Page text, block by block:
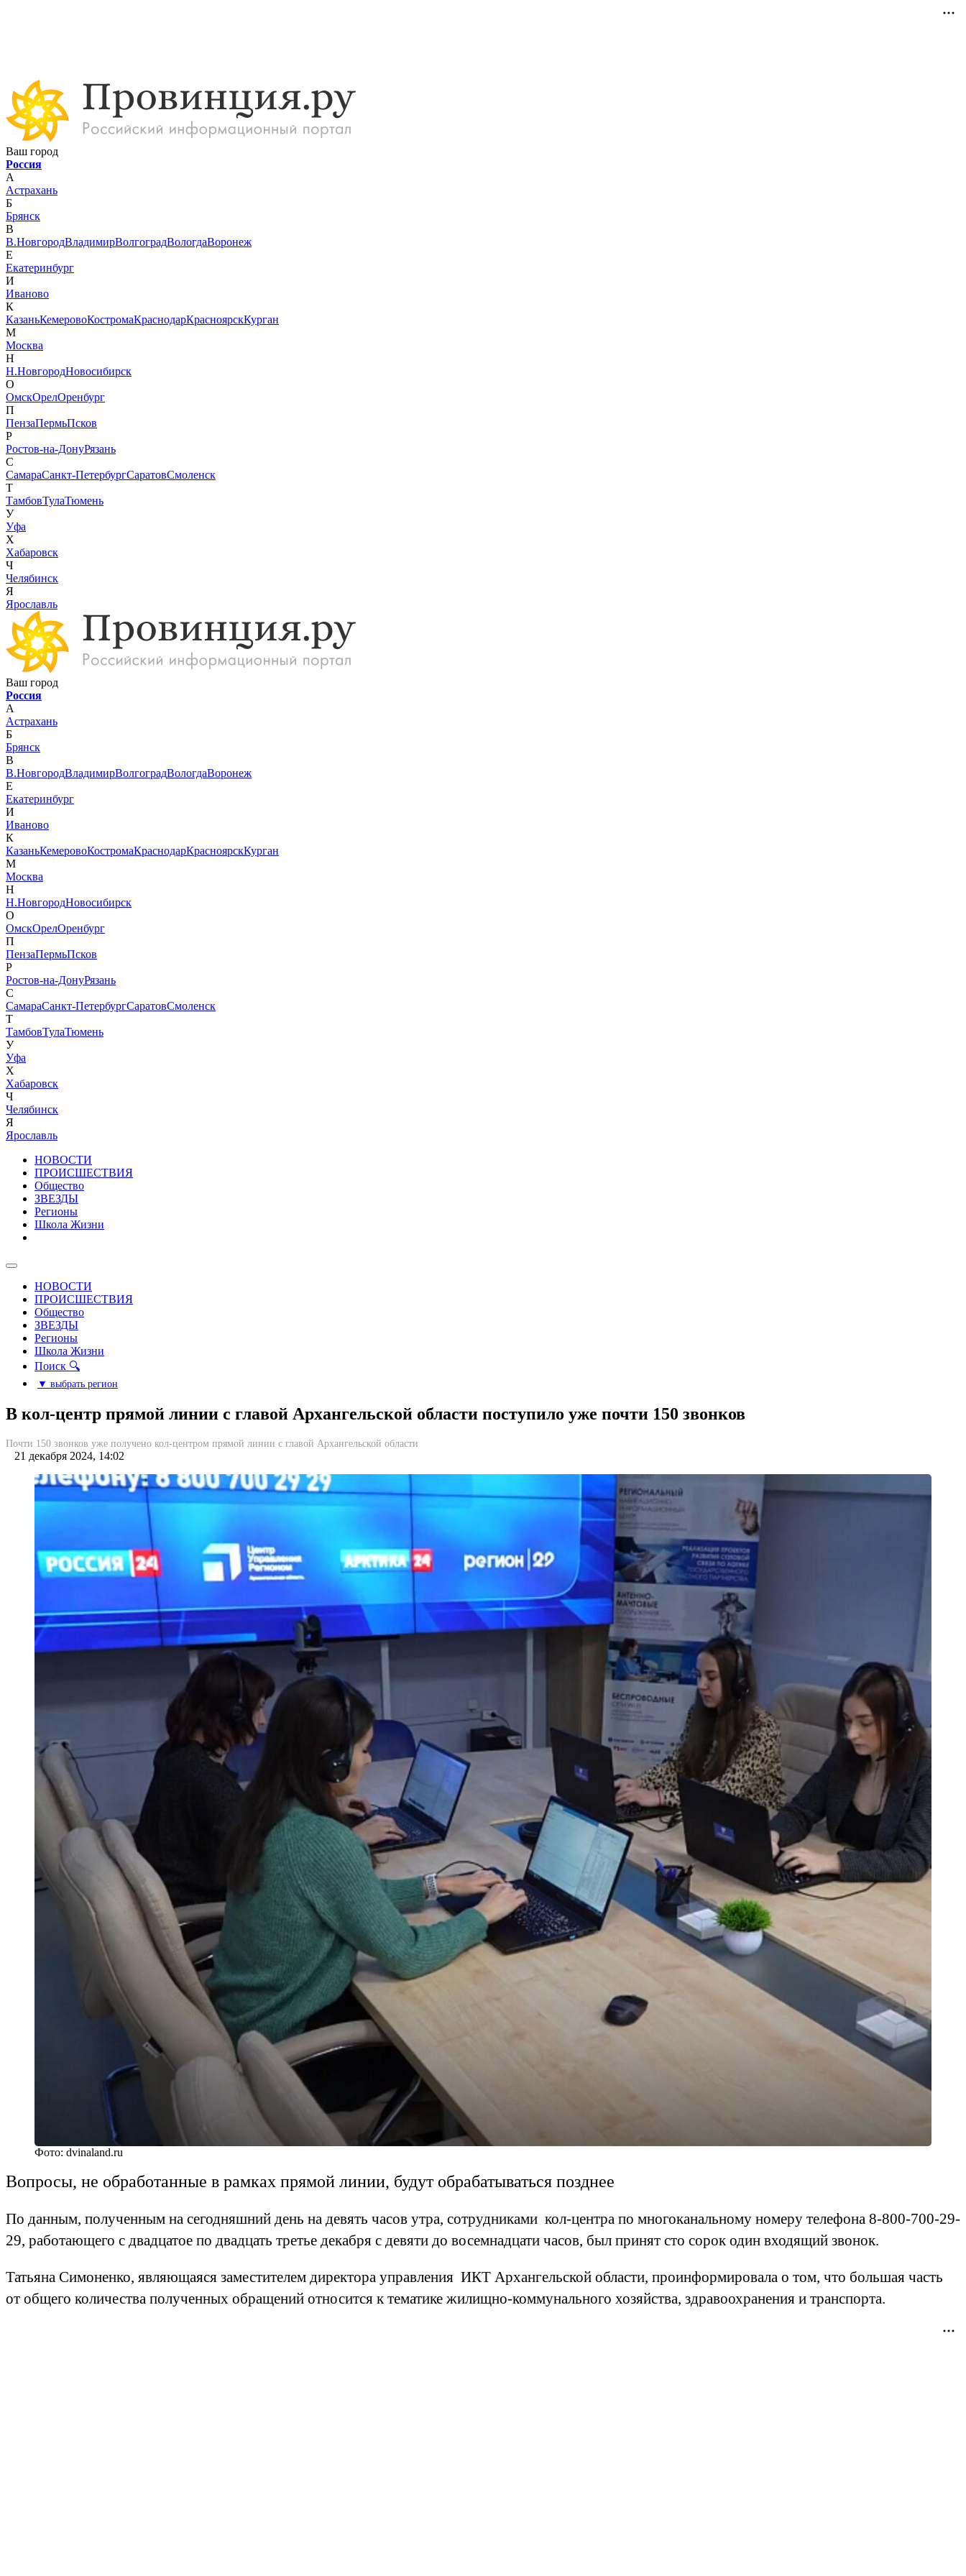
Ваш город
Россия
А
Астрахань
Б
Брянск
В
В.НовгородВладимирВолгоградВологдаВоронеж
Е
Екатеринбург
И
Иваново
К
КазаньКемеровоКостромаКраснодарКрасноярскКурган
М
Москва
Н
Н.НовгородНовосибирск
О
ОмскОрелОренбург
П
ПензаПермьПсков
Р
Ростов-на-ДонуРязань
С
СамараСанкт-ПетербургСаратовСмоленск
Т
ТамбовТулаТюмень
У
Уфа
Х
Хабаровск
Ч
Челябинск
Я
Ярославль
Ваш город
Россия
А
Астрахань
Б
Брянск
В
В.НовгородВладимирВолгоградВологдаВоронеж
Е
Екатеринбург
И
Иваново
К
КазаньКемеровоКостромаКраснодарКрасноярскКурган
М
Москва
Н
Н.НовгородНовосибирск
О
ОмскОрелОренбург
П
ПензаПермьПсков
Р
Ростов-на-ДонуРязань
С
СамараСанкт-ПетербургСаратовСмоленск
Т
ТамбовТулаТюмень
У
Уфа
Х
Хабаровск
Ч
Челябинск
Я
Ярославль
НОВОСТИ
ПРОИСШЕСТВИЯ
Общество
ЗВЕЗДЫ
Регионы
Школа Жизни
НОВОСТИ
ПРОИСШЕСТВИЯ
Общество
ЗВЕЗДЫ
Регионы
Школа Жизни
Поиск 🔍
▼ выбрать регион
В кол-центр прямой линии с главой Архангельской области поступило уже почти 150 звонков
Почти 150 звонков уже получено кол-центром прямой линии с главой Архангельской области
21 декабря 2024, 14:02
Фото: dvinaland.ru
Вопросы, не обработанные в рамках прямой линии, будут обрабатываться позднее
По данным, полученным на сегодняшний день на девять часов утра, сотрудниками кол-центра по многоканальному номеру телефона 8-800-700-29-
29, работающего с двадцатое по двадцать третье декабря с девяти до восемнадцати часов, был принят сто сорок один входящий звонок.
Татьяна Симоненко, являющаяся заместителем директора управления ИКТ Архангельской области, проинформировала о том, что большая часть
от общего количества полученных обращений относится к тематике жилищно-коммунального хозяйства, здравоохранения и транспорта.